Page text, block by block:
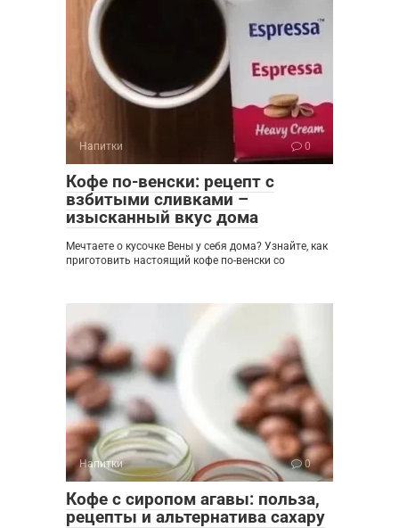
Напитки 0
Кофе по-венски: рецепт с
взбитыми сливками –
изысканный вкус дома
Мечтаете о кусочке Вены у себя дома? Узнайте, как
приготовить настоящий кофе по-венски со
Напитки 0
Кофе с сиропом агавы: польза,
рецепты и альтернатива сахару